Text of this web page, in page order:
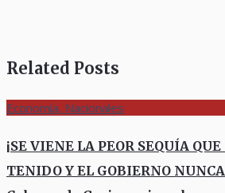
Related Posts
Economía, Nacionales
¡SE VIENE LA PEOR SEQUÍA
TENIDO Y EL GOBIERNO NUNCA